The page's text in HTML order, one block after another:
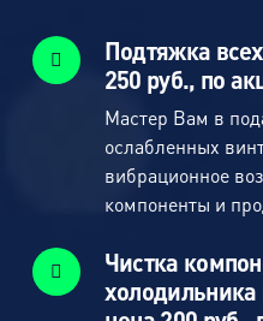
Подтяжка
250 руб., по
Мастер Вам в
ослабленных
вибрационное
компоненты и
Чистка